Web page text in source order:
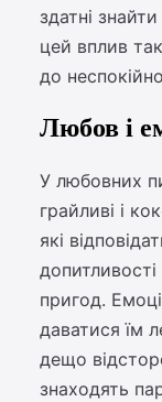
здатні
цей вплив
до
Любов і
У любовних
грайливі і
які
пригод.
даватися їм
дещо
знаходять